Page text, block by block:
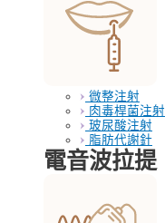
微整注射
肉毒桿菌注射
玻尿酸注射
脂肪代謝針
電音波拉提